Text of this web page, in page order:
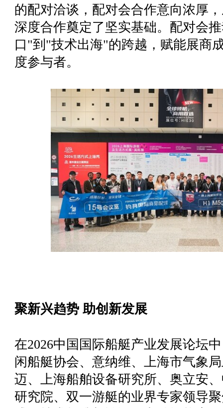
的配对洽谈，配对会合作意向浓厚
深度合作奠定了坚实基础。配对会
口"到"技术出海"的跨越，赋能展商
度参与者。
聚新兴趋势 助创新发展
在2026中国国际船艇产业发展论坛
闲船艇协会、意纳维、上海市气象
迈、上海船舶设备研究所、奥立安
研究院、双一游艇的业界专家领导